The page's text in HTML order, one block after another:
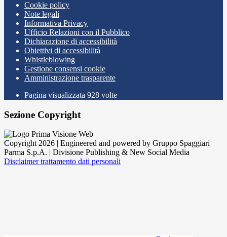
Cookie policy
Note legali
Informativa Privacy
Ufficio Relazioni con il Pubblico
Dichiarazione di accessibilità
Obiettivi di accessibilità
Whistleblowing
Gestione consensi cookie
Amministrazione trasparente
Pagina visualizzata 928 volte
Sezione Copyright
Copyright 2026 | Engineered and powered by Gruppo Spaggiari
Parma S.p.A. | Divisione Publishing & New Social Media
Disclaimer trattamento dati personali